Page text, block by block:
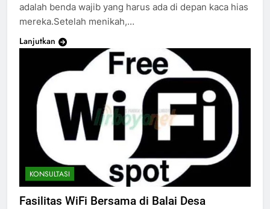
adalah benda wajib yang harus ada di depan kaca hias
mereka.Setelah menikah,…
Lanjutkan
KONSULTASI
Fasilitas WiFi Bersama di Balai Desa